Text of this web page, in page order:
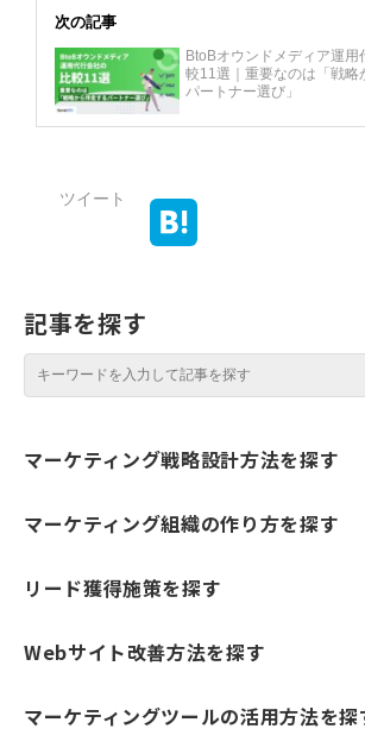
次の記事
BtoBオウンドメディア運用
較11選｜重要なのは「戦略
パートナー選び」
ツイート
記事を探す
マーケティング戦略設計方法を探す
マーケティング組織の作り方を探す
リード獲得施策を探す
Webサイト改善方法を探す
マーケティングツールの活用方法を探